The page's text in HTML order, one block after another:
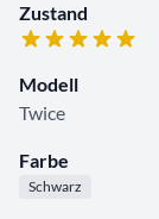
Zustand
Modell
Twice
Farbe
Schwarz